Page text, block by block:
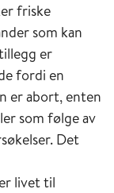
friske
som kan
er
fordi en
er abort, enten
som følge av
Det
livet til